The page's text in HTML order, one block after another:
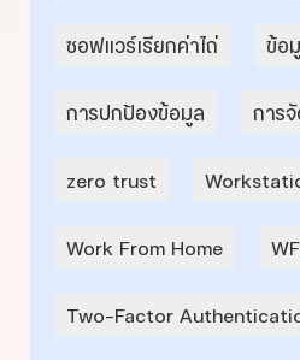
ซอฟแวร์เรียกค่าไถ่ ข้อ
การปกป้องข้อมูล การ
zero trust
Work From Home
Two-Factor